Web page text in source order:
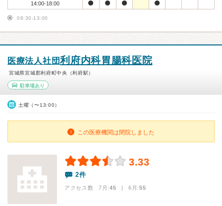
14:00-18:00
08:30-13:00
医療法人社団利府内科胃腸科医院
宮城県宮城郡利府町中央（利府駅）
駐車場あり
土曜（〜13:00）
この医療機関は閉院しました
3.33
2件
アクセス数 7月:45 | 6月:55